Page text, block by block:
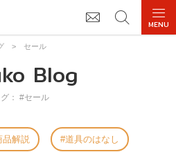
> セール
Blog
グ： #セール
品解説 道具のはなし